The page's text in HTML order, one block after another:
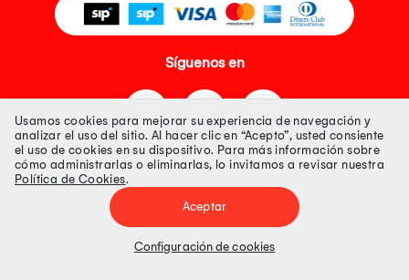
Síguenos en
Tienda 100% Segura
Tiendas Peruanas S.A. R.U.C. Nº 20493020618. Todos los derechos
Precios disponibles solo en www.oechsle.pe. Precios online publicados
Usamos cookies para mejorar su experiencia de navegación y
analizar el uso del sitio. Al hacer clic en “Acepto”, usted consiente
el uso de cookies en su dispositivo. Para más información sobre
cómo administrarlas o eliminarlas, lo invitamos a revisar nuestra
Política de Cookies.
Aceptar
Configuración de cookies